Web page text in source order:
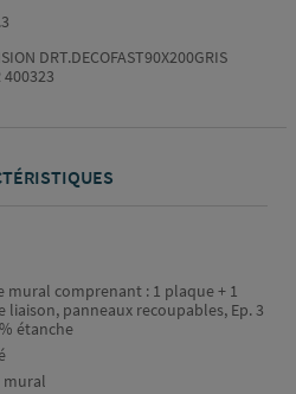
DRT.DECOFAST90X200GRIS
400323
mural comprenant : 1 plaque + 1
liaison, panneaux recoupables, Ep. 3
étanche
mural